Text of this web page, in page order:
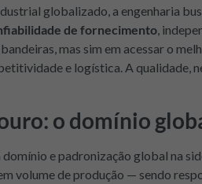
globalizado, a engenharia
de fornecimento,
mas sim em acessar o
e logística. A qualidade,
o domínio
domínio e padronização global na
volume de produção — sendo